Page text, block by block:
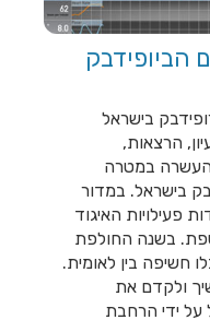
הביופידבק
בישראל
הרצאות,
העשרה במטרה
בישראל. במדור
פעילויות האיגוד
בשנה החולפת
חשיפה בין לאומית.
ולקדם את
על ידי הרחבת